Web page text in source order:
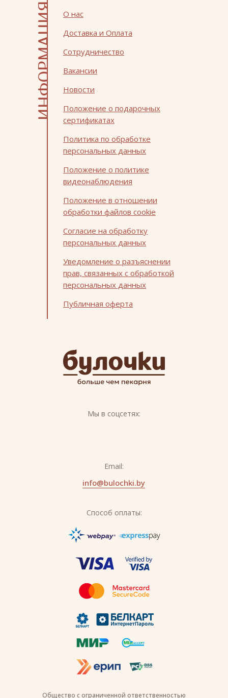
info@bulochki.by
Email:
ИНФОРМАЦИЯ
О нас
Доставка и Оплата
Сотрудничество
Вакансии
Новости
Публичная оферта
Уведомление о разъяснении
прав, связанных с обработкой
персональных данных
Согласие на обработку
персональных данных
Положение в отношении
обработки файлов cookie
Положение о политике
видеонаблюдения
Политика по обработке
персональных данных
Положение о подарочных
сертификатах
Мы в соцсетях:
Общество с ограниченной ответственностью
Способ оплаты: